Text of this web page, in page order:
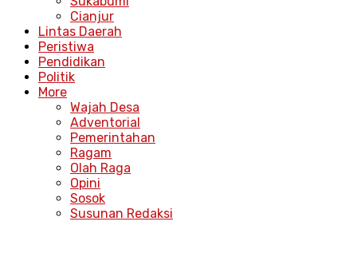
Cianjur
Lintas Daerah
Peristiwa
Pendidikan
Politik
More
Wajah Desa
Adventorial
Pemerintahan
Ragam
Olah Raga
Opini
Sosok
Susunan Redaksi